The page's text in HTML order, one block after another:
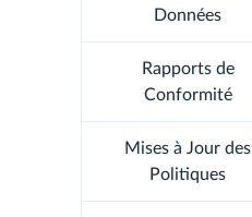
Données
Rapports de
Conformité
Mises à Jour des
Politiques